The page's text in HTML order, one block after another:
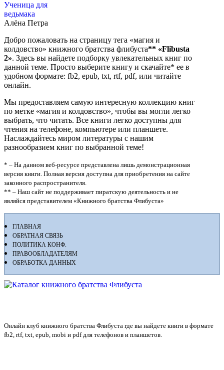
Ученица для
ведьмака
Алёна Петра
Добро пожаловать на страницу тега «магия и
колдовство» книжного братства флибуста** «Flibusta
2». Здесь вы найдете подборку увлекательных книг по
данной теме. Просто выберите книгу и скачайте* ее в
удобном формате: fb2, epub, txt, rtf, pdf, или читайте
онлайн.
Мы предоставляем самую интересную коллекцию книг
по метке «магия и колдовство», чтобы вы могли легко
выбрать, что читать. Все книги легко доступны для
чтения на телефоне, компьютере или планшете.
Наслаждайтесь миром литературы с нашим
разнообразием книг по выбранной теме!
* – На данном веб-ресурсе представлена лишь демонстрационная
версия книги. Полная версия доступна для приобретения на сайте
законного распространителя.
** – Наш сайт не поддерживает пиратскую деятельность и не
являйся представителем «Книжного братства Флибуста»
ГЛАВНАЯ
ОБРАТНАЯ СВЯЗЬ
ПОЛИТИКА КОНФ.
ПРАВООБЛАДАТЕЛЯМ
ОБРАБОТКА ДАННЫХ
Онлайн клуб книжного братства Флибуста где вы найдете книги в формате
fb2, rtf, txt, epub, mobi и pdf для телефонов и планшетов.